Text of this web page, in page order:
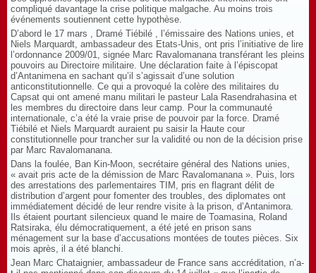
compliqué davantage la crise politique malgache. Au moins trois
événements soutiennent cette hypothèse.
D’abord le 17 mars , Dramé Tiébilé , l’émissaire des Nations unies, et
Niels Marquardt, ambassadeur des Etats-Unis, ont pris l’initiative de lire
l’ordonnance 2009/01, signée Marc Ravalomanana transférant les pleins
pouvoirs au Directoire militaire. Une déclaration faite à l’épiscopat
d’Antanimena en sachant qu’il s’agissait d’une solution
anticonstitutionnelle. Ce qui a provoqué la colère des militaires du
Capsat qui ont amené manu militari le pasteur Lala Rasendrahasina et
les membres du directoire dans leur camp. Pour la communauté
internationale, c’a été la vraie prise de pouvoir par la force. Dramé
Tiébilé et Niels Marquardt auraient pu saisir la Haute cour
constitutionnelle pour trancher sur la validité ou non de la décision prise
par Marc Ravalomanana.
Dans la foulée, Ban Kin-Moon, secrétaire général des Nations unies,
« avait pris acte de la démission de Marc Ravalomanana ». Puis, lors
des arrestations des parlementaires TIM, pris en flagrant délit de
distribution d’argent pour fomenter des troubles, des diplomates ont
immédiatement décidé de leur rendre visite à la prison, d’Antanimora.
Ils étaient pourtant silencieux quand le maire de Toamasina, Roland
Ratsiraka, élu démocratiquement, a été jeté en prison sans
ménagement sur la base d’accusations montées de toutes pièces. Six
mois après, il a été blanchi.
Jean Marc Chataignier, ambassadeur de France sans accréditation, n’a-